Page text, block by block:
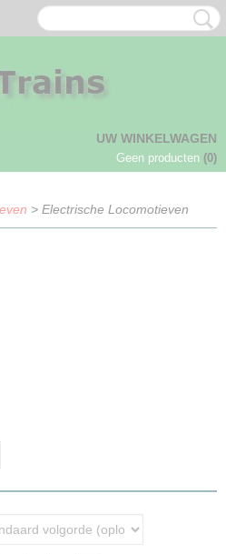
UW WINKELWAGEN
Geen producten (0)
> Electrische Locomotieven